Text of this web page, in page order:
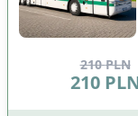
210 PLN
210